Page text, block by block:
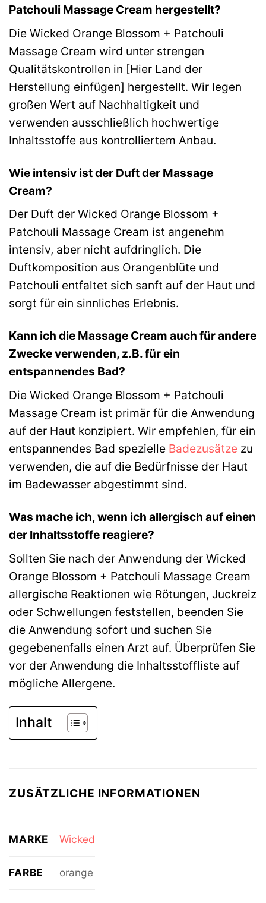
Patchouli Massage Cream hergestellt?
Die Wicked Orange Blossom + Patchouli
Massage Cream wird unter strengen
Qualitätskontrollen in [Hier Land der
Herstellung einfügen] hergestellt. Wir legen
großen Wert auf Nachhaltigkeit und
verwenden ausschließlich hochwertige
Inhaltsstoffe aus kontrolliertem Anbau.
Wie intensiv ist der Duft der Massage
Cream?
Der Duft der Wicked Orange Blossom +
Patchouli Massage Cream ist angenehm
intensiv, aber nicht aufdringlich. Die
Duftkomposition aus Orangenblüte und
Patchouli entfaltet sich sanft auf der Haut und
sorgt für ein sinnliches Erlebnis.
Kann ich die Massage Cream auch für andere
Zwecke verwenden, z.B. für ein
entspannendes Bad?
Die Wicked Orange Blossom + Patchouli
Massage Cream ist primär für die Anwendung
auf der Haut konzipiert. Wir empfehlen, für ein
entspannendes Bad spezielle Badezusätze zu
verwenden, die auf die Bedürfnisse der Haut
im Badewasser abgestimmt sind.
Was mache ich, wenn ich allergisch auf einen
der Inhaltsstoffe reagiere?
Sollten Sie nach der Anwendung der Wicked
Orange Blossom + Patchouli Massage Cream
allergische Reaktionen wie Rötungen, Juckreiz
oder Schwellungen feststellen, beenden Sie
die Anwendung sofort und suchen Sie
gegebenenfalls einen Arzt auf. Überprüfen Sie
vor der Anwendung die Inhaltsstoffliste auf
mögliche Allergene.
Inhalt
ZUSÄTZLICHE INFORMATIONEN
MARKE Wicked
FARBE orange